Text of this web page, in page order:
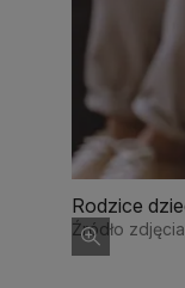
Rodzice
Źródło